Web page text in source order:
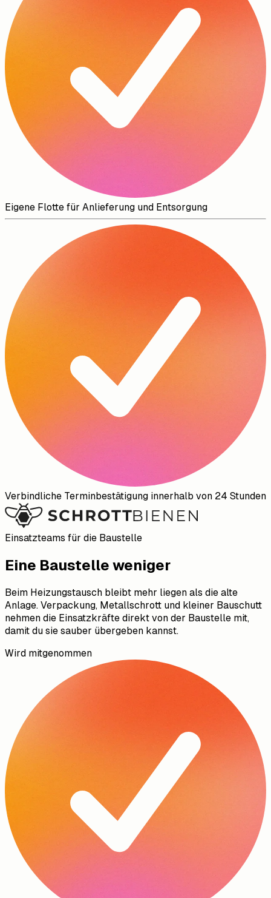
Eigene Flotte für Anlieferung und Entsorgung
Verbindliche Terminbestätigung innerhalb von 24 Stunden
Einsatzteams für die Baustelle
Eine Baustelle weniger
Beim Heizungstausch bleibt mehr liegen als die alte
Anlage. Verpackung, Metallschrott und kleiner Bauschutt
nehmen die Einsatzkräfte direkt von der Baustelle mit,
damit du sie sauber übergeben kannst.
Wird mitgenommen